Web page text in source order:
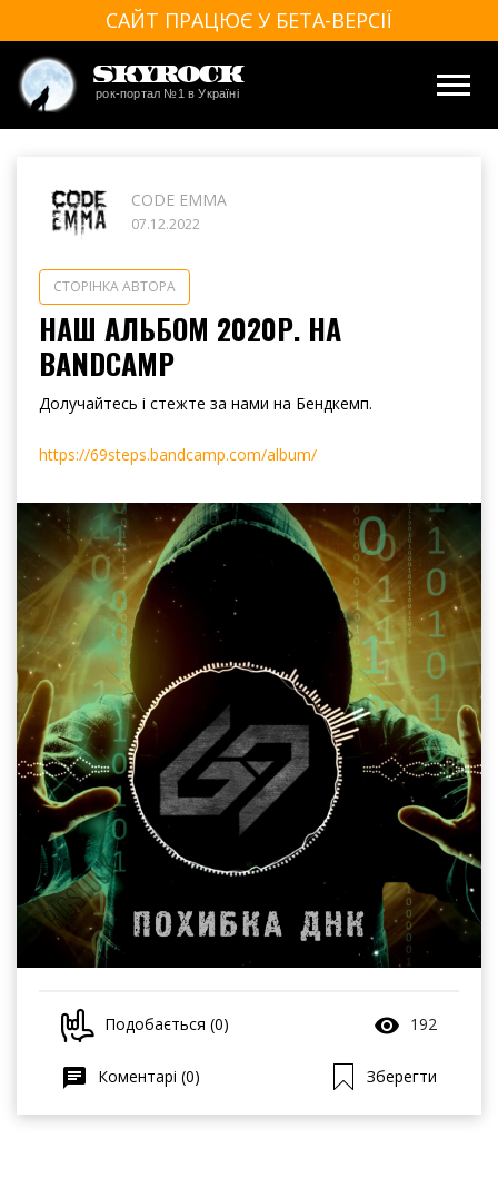
САЙТ ПРАЦЮЄ У БЕТА-ВЕРСІЇ
SkyRock
рок-портал №1 в Україні
CODE EMMA
07.12.2022
СТОРІНКА АВТОРА
НАШ АЛЬБОМ 2020Р. НА
BANDCAMP
Долучайтесь і стежте за нами на Бендкемп.
https://69steps.bandcamp.com/album/
Подобається (0) 192
Коментарі (0) Зберегти